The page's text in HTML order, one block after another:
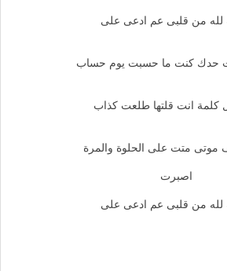
لله من قلبى عم ادعى على
حدك كنت ما حسبت يوم حساب
كلمة انت قلتها طلعت كذاب
موتى متت على الحلوة والمرة
اصبرت
لله من قلبى عم ادعى على